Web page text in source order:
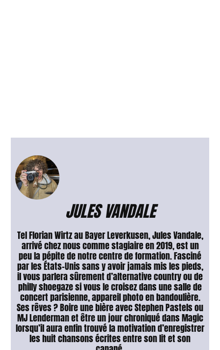
JULES VANDALE
Tel Florian Wirtz au Bayer Leverkusen, Jules Vandale,
arrivé chez nous comme stagiaire en 2019, est un
peu la pépite de notre centre de formation. Fasciné
par les États-Unis sans y avoir jamais mis les pieds,
il vous parlera sûrement d’alternative country ou de
philly shoegaze si vous le croisez dans une salle de
concert parisienne, appareil photo en bandoulière.
Ses rêves ? Boire une bière avec Stephen Pastels ou
MJ Lenderman et être un jour chroniqué dans Magic
lorsqu’il aura enfin trouvé la motivation d’enregistrer
les huit chansons écrites entre son lit et son